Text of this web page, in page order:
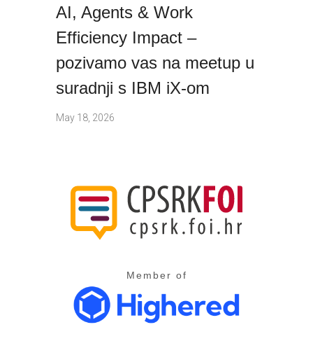
AI, Agents & Work
Efficiency Impact –
pozivamo vas na meetup u
suradnji s IBM iX-om
May 18, 2026
Member of